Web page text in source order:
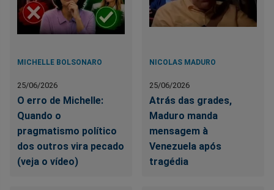
MICHELLE BOLSONARO
25/06/2026
O erro de Michelle:
Quando o
pragmatismo político
dos outros vira pecado
(veja o vídeo)
NICOLAS MADURO
25/06/2026
Atrás das grades,
Maduro manda
mensagem à
Venezuela após
tragédia